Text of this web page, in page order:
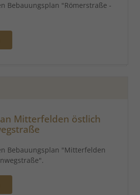
Bebauungsplan "Römerstraße -
Mitterfelden östlich
Bebauungsplan "Mitterfelden